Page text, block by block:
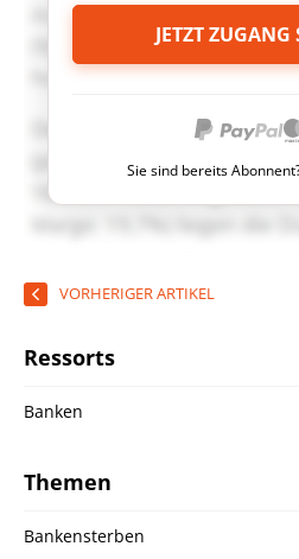
JETZT ZUGANG
Sie sind bereits
VORHERIGER ARTIKEL
Ressorts
Banken
Themen
Bankensterben